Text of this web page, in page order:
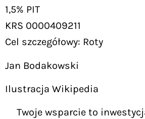
1,5% PIT
KRS 0000409211
Cel szczegółowy: Roty
Jan Bodakowski
Ilustracja Wikipedia
Twoje wsparcie to